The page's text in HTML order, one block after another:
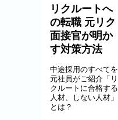
リクルートへ
の転職 元リク
面接官が明か
す対策方法
中途採用のすべてを
元社員がご紹介「リ
クルートに合格する
人材、しない人材」
とは？